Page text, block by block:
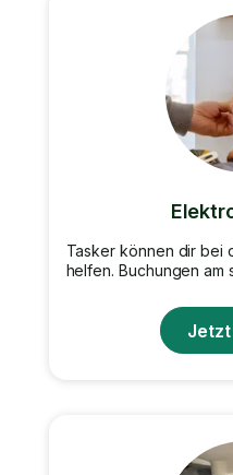
Tasker können dir bei
helfen. Buchungen am